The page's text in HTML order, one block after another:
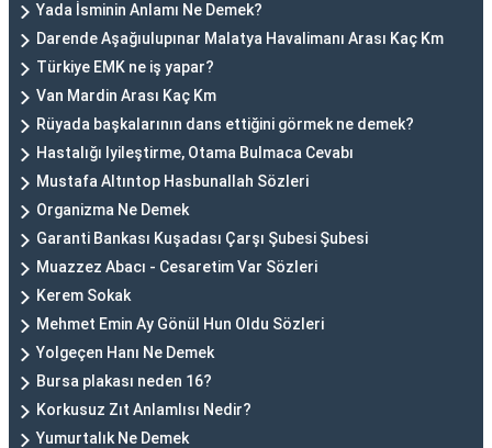
Yada İsminin Anlamı Ne Demek?
Darende Aşağıulupınar Malatya Havalimanı Arası Kaç Km
Türkiye EMK ne iş yapar?
Van Mardin Arası Kaç Km
Rüyada başkalarının dans ettiğini görmek ne demek?
Hastalığı Iyileştirme, Otama Bulmaca Cevabı
Mustafa Altıntop Hasbunallah Sözleri
Organizma Ne Demek
Garanti Bankası Kuşadası Çarşı Şubesi Şubesi
Muazzez Abacı - Cesaretim Var Sözleri
Kerem Sokak
Mehmet Emin Ay Gönül Hun Oldu Sözleri
Yolgeçen Hanı Ne Demek
Bursa plakası neden 16?
Korkusuz Zıt Anlamlısı Nedir?
Yumurtalık Ne Demek